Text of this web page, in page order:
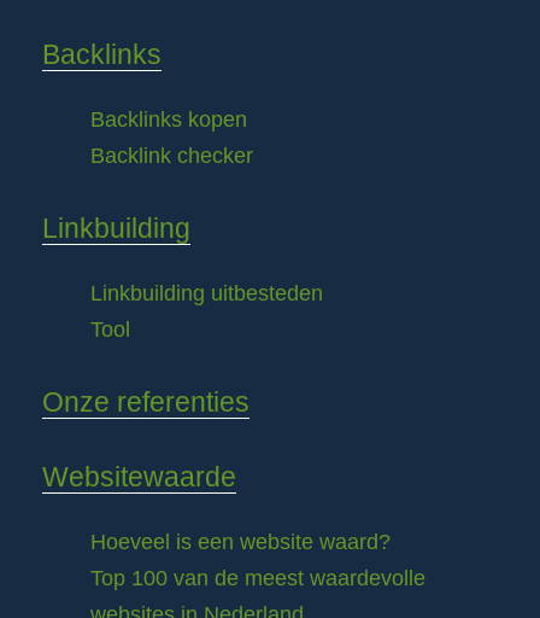
Backlinks
Backlinks kopen
Backlink checker
Linkbuilding
Linkbuilding uitbesteden
Tool
Onze referenties
Websitewaarde
Hoeveel is een website waard?
Top 100 van de meest waardevolle